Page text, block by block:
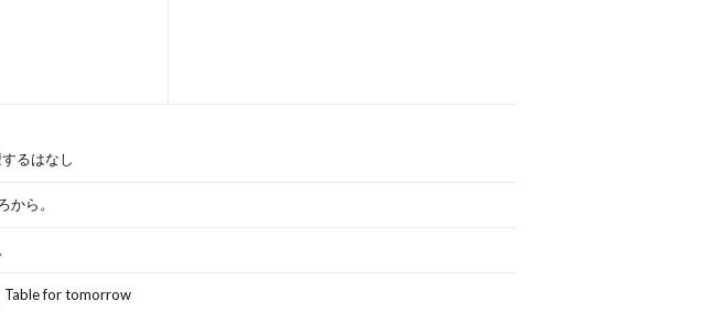
るはなし
から。
Table for tomorrow